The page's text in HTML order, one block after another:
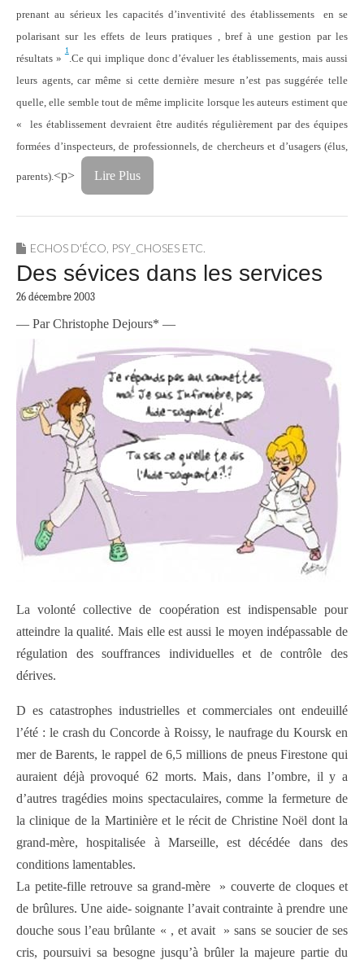
prenant au sérieux les capacités d’inventivité des établissements en se
polarisant sur les effets de leurs pratiques , bref à une gestion par les
résultats »
1
.Ce qui implique donc d’évaluer les établissements, mais aussi
leurs agents, car même si cette dernière mesure n’est pas suggérée telle
quelle, elle semble tout de même implicite lorsque les auteurs estiment que
« les établissement devraient être audités régulièrement par des équipes
formées d’inspecteurs, de professionnels, de chercheurs et d’usagers (élus,
parents).<p> Lire Plus
ECHOS D'ÉCO PSY_CHOSES ETC.
Des sévices dans les services
26 décembre 2003
— Par Christophe Dejours* —
La volonté collective de coopération est indispensable pour
atteindre la qualité. Mais elle est aussi le moyen indépassable de
régulation des souffrances individuelles et de contrôle des
dérives.
D es catastrophes industrielles et commerciales ont endeuillé
l’été : le crash du Concorde à Roissy, le naufrage du Koursk en
mer de Barents, le rappel de 6,5 millions de pneus Firestone qui
auraient déjà provoqué 62 morts. Mais, dans l’ombre, il y a
d’autres tragédies moins spectaculaires, comme la fermeture de
la clinique de la Martinière et le récit de Christine Noël dont la
grand-mère, hospitalisée à Marseille, est décédée dans des
conditions lamentables.
La petite-fille retrouve sa grand-mère » couverte de cloques et
de brûlures. Une aide- soignante l’avait contrainte à prendre une
douche sous l’eau brûlante « , et avait » sans se soucier de ses
cris, poursuivi sa besogne jusqu’à brûler la majeure partie du